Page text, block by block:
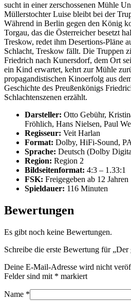
sucht in einer zerschossenen Mühle
Müllerstochter Luise bleibt bei der
Während in Berlin gegen den König
Torgau, das die Österreicher besetzt
Treskow, redet ihm Desertions-Pläne
Schlacht, Treskow fällt. Die Truppen
Friedrich nach Kunersdorf, dem Ort
ein Kind erwartet, kehrt zur Mühle
propagandistischen Kinoerfolg aus
Geschichte des Preußenkönigs
Schlachtenszenen erzählt.
Darsteller: Otto Gebühr,
Fröhlich, Hans Nielsen, Paul
Regisseur: Veit Harlan
Format: Dolby, HiFi-Sound,
Sprache: Deutsch (Dolby
Region: Region 2
Bildseitenformat: 4:3 – 1.33:1
FSK: Freigegeben ab 12 Jahren
Spieldauer: 116 Minuten
Bewertungen
Es gibt noch keine Bewertungen.
Schreibe die erste Bewertung für
Deine E-Mail-Adresse wird nicht
Felder sind mit * markiert
Name *